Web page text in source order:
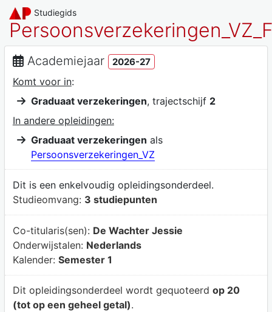
Studiegids
Academiejaar 2026-27
Komt voor in:
Graduaat verzekeringen, trajectschijf 2
In andere opleidingen:
Graduaat verzekeringen als
Persoonsverzekeringen_VZ
Dit is een enkelvoudig opleidingsonderdeel.
Studieomvang: 3 studiepunten
Co-titularis(sen): De Wachter Jessie
Onderwijstalen: Nederlands
Kalender: Semester 1
Dit opleidingsonderdeel wordt gequoteerd op 20
(tot op een geheel getal).